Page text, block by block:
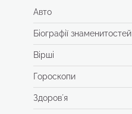
Авто
Біографії знаменитостей
Вірші
Гороскопи
Здоровʼя